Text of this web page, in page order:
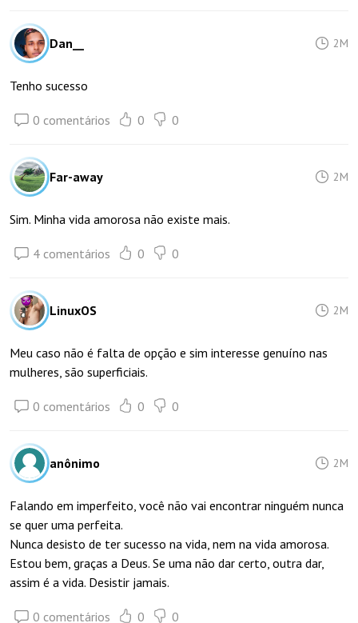
Dan__ 2M
Tenho sucesso
0 comentários 0 0
Far-away 2M
Sim. Minha vida amorosa não existe mais.
4 comentários 0 0
LinuxOS 2M
Meu caso não é falta de opção e sim interesse genuíno nas
mulheres, são superficiais.
0 comentários 0 0
anônimo 2M
Falando em imperfeito, você não vai encontrar ninguém nunca
se quer uma perfeita.
Nunca desisto de ter sucesso na vida, nem na vida amorosa.
Estou bem, graças a Deus. Se uma não dar certo, outra dar,
assim é a vida. Desistir jamais.
0 comentários 0 0